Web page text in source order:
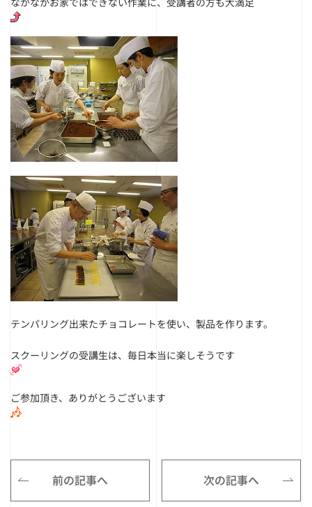
テンパリング出来たチョコレートを使い、製品を作ります。
スクーリングの受講生は、毎日本当に楽しそうです
ご参加頂き、ありがとうございます
前の記事へ 次の記事へ